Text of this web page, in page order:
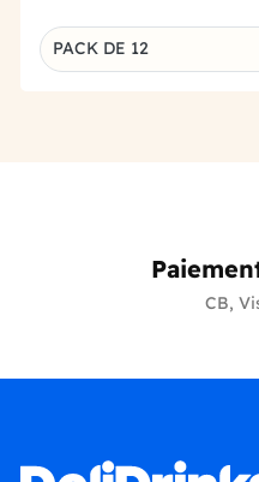
Déclinaison du produit
PACK DE 12
CB,